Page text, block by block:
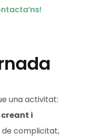
una activitat:
i
de complicitat,